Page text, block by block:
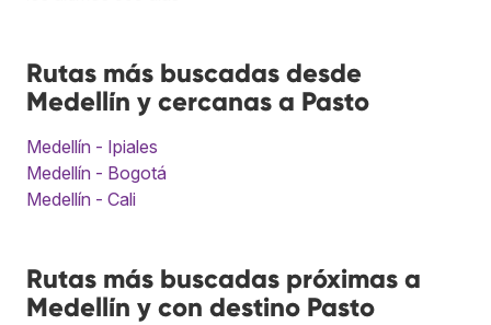
Rutas más buscadas desde
Medellín y cercanas a Pasto
Medellín - Ipiales
Medellín - Bogotá
Medellín - Cali
Rutas más buscadas próximas a
Medellín y con destino Pasto